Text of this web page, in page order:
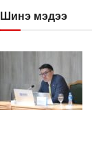
Шинэ мэдээ